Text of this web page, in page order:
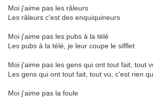
Moi j'aime pas les râleurs
Les râleurs c'est des enquiquineurs
Moi j'aime pas les pubs à la télé
Les pubs à la télé, je leur coupe le sifflet
Moi j'aime pas les gens qui ont tout fait, tout
Les gens qui ont tout fait, tout vu, c'est rien
Moi j'aime pas la foule